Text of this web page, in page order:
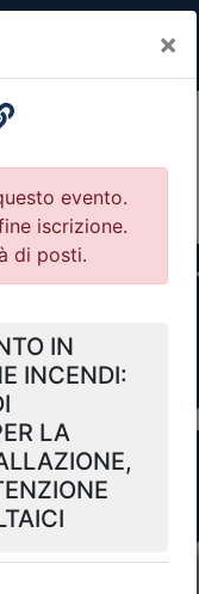
×
Ordini e
dei filtri ricerca